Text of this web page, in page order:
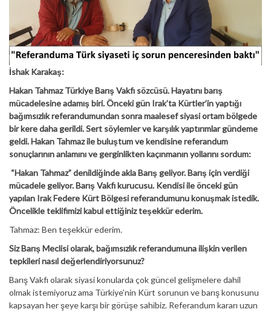
İshak Karakaş:
Hakan Tahmaz Türkiye Barış Vakfı sözcüsü. Hayatını barış
mücadelesine adamış biri. Önceki gün Irak’ta Kürtler’in yaptığı
bağımsızlık referandumundan sonra maalesef siyasi ortam bölgede
bir kere daha gerildi. Sert söylemler ve karşılık yaptırımlar gündeme
geldi. Hakan Tahmaz ile buluştum ve kendisine referandum
sonuçlarının anlamını ve gerginlikten kaçınmanın yollarını sordum:
“Hakan Tahmaz” denildiğinde akla Barış geliyor. Barış için verdiği
mücadele geliyor. Barış Vakfı kurucusu. Kendisi ile önceki gün
yapılan Irak Federe Kürt Bölgesi referandumunu konuşmak istedik.
Öncelikle teklifimizi kabul ettiğiniz teşekkür ederim.
Tahmaz: Ben teşekkür ederim.
Siz Barış Meclisi olarak, bağımsızlık referandumuna ilişkin verilen
tepkileri nasıl değerlendiriyorsunuz?
Barış Vakfı olarak siyasi konularda çok güncel gelişmelere dahil
olmak istemiyoruz ama Türkiye’nin Kürt sorunun ve barış konusunu
kapsayan her şeye karşı bir görüşe sahibiz. Referandum kararı uzun